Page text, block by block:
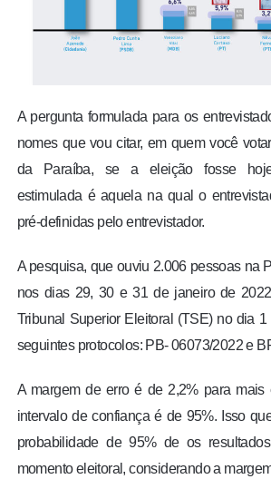
A pergunta formulada para os
nomes que vou citar, em quem você
da Paraíba, se a eleição fosse
estimulada é aquela na qual o
pré-definidas pelo entrevistador.
A pesquisa, que ouviu 2.006 pessoas na
nos dias 29, 30 e 31 de janeiro de
Tribunal Superior Eleitoral (TSE) no dia
seguintes protocolos: PB- 06073/2022 e
A margem de erro é de 2,2% para
intervalo de confiança é de 95%. Isso
probabilidade de 95% de os
momento eleitoral, considerando a